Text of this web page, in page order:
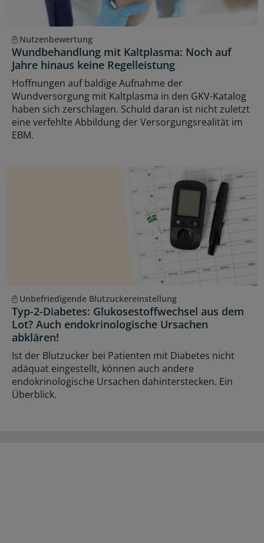
Nutzenbewertung
Wundbehandlung mit Kaltplasma: Noch auf
Jahre hinaus keine Regelleistung
Hoffnungen auf baldige Aufnahme der
Wundversorgung mit Kaltplasma in den GKV-Katalog
haben sich zerschlagen. Schuld daran ist nicht zuletzt
eine verfehlte Abbildung der Versorgungsrealität im
EBM.
Unbefriedigende Blutzuckereinstellung
Typ-2-Diabetes: Glukosestoffwechsel aus dem
Lot? Auch endokrinologische Ursachen
abklären!
Ist der Blutzucker bei Patienten mit Diabetes nicht
adäquat eingestellt, können auch andere
endokrinologische Ursachen dahinterstecken. Ein
Überblick.